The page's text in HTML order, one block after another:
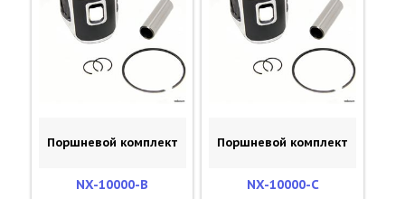
Поршневой комплект
NX-10000-B
Поршневой комплект
NX-10000-C